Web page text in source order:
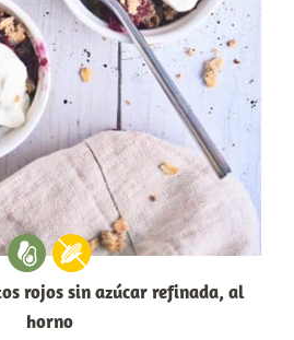
rojos sin azúcar refinada, al
horno